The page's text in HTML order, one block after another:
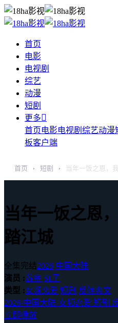
首页
电影
电视剧
综艺
动漫
短剧
更多
首页电影电视剧 综艺动漫
板客户端
首页 › 短剧 › 当年一饭之恩，
当年一饭之恩
踏江城
全集完结2026 中国大陆
演员 :苏宇 丸子
类型 :女频恋爱 短剧 反转爽文
2026·中国大陆·女频恋爱 短剧
立即播放